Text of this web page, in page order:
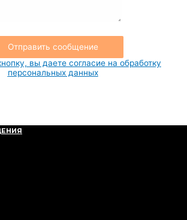
Отправить сообщение
вы даете согласие на обработку
персональных данных